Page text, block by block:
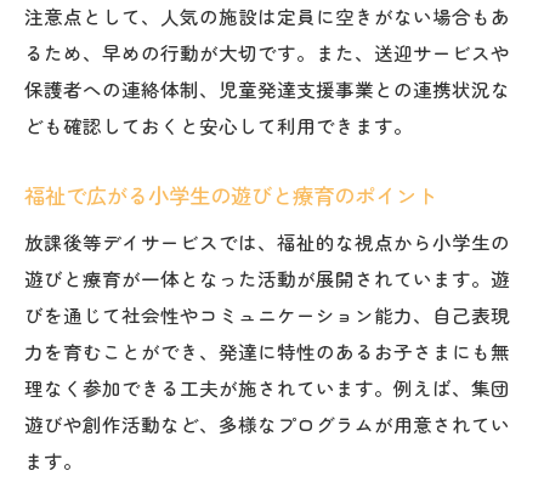
放課後等デイサービスで叶える遊びと療育
佐久市のおすすめ福祉支援活用ポイント
児童発達支援を活かした遊び場活用法
安心できる放課後時間を確保するには
放課後等デイサービスの安全対策とおすす
め活用
福祉の視点で考える安心の遊び場選び
佐久市で放課後を充実させるコツ
小学生が安心して過ごせる療育支援
注意点として、人気の施設は定員に空きがない場合もあ
るため、早めの行動が大切です。また、送迎サービスや
保護者への連絡体制、児童発達支援事業との連携状況な
ども確認しておくと安心して利用できます。
福祉で広がる小学生の遊びと療育のポイント
放課後等デイサービスでは、福祉的な視点から小学生の
遊びと療育が一体となった活動が展開されています。遊
びを通じて社会性やコミュニケーション能力、自己表現
力を育むことができ、発達に特性のあるお子さまにも無
理なく参加できる工夫が施されています。例えば、集団
遊びや創作活動など、多様なプログラムが用意されてい
ます。